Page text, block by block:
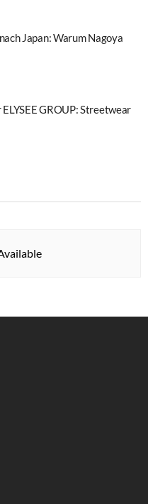
Japan: Warum Nagoya
GROUP: Streetwear